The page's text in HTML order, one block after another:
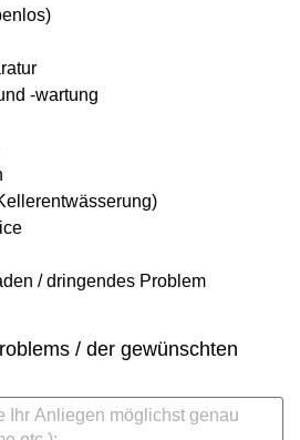
-wartung
/ dringendes Problem
/ der gewünschten